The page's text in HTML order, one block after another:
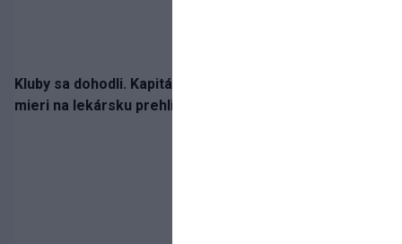
Kluby sa dohodli. Kapitán Sparty Praha Lukáš Haraslín
mieri na lekársku prehliadku